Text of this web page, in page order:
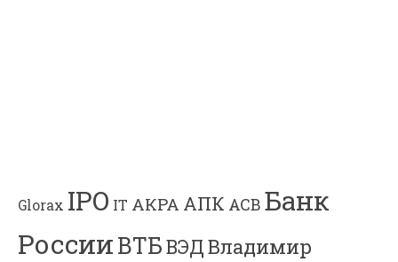
Glorax IPO IT АКРА АПК АСВ Банк
РоссииВТБВЭДВладимир